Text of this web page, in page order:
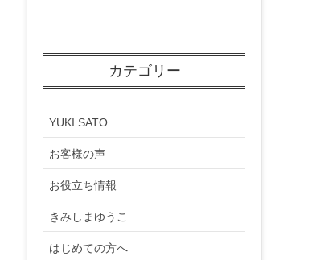
カテゴリー
YUKI SATO
お客様の声
お役立ち情報
きみしまゆうこ
はじめての方へ